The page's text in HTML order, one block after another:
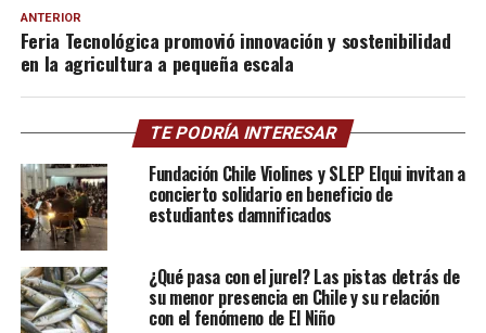
ANTERIOR
Feria Tecnológica promovió innovación y sostenibilidad
en la agricultura a pequeña escala
TE PODRÍA INTERESAR
Fundación Chile Violines y SLEP Elqui invitan a
concierto solidario en beneficio de
estudiantes damnificados
¿Qué pasa con el jurel? Las pistas detrás de
su menor presencia en Chile y su relación
con el fenómeno de El Niño